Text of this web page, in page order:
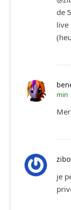
de
live
min
je